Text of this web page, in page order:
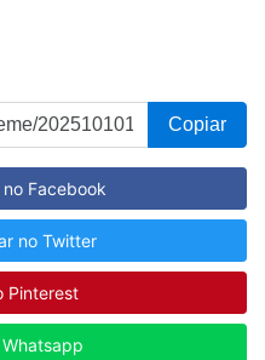
Copiar
Facebook
no Twitter
Pinterest